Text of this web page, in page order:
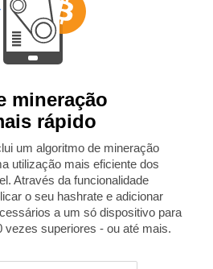
mineração
rápido
um algoritmo de mineração
utilização mais eficiente dos
Através da funcionalidade
o seu hashrate e adicionar
a um só dispositivo para
vezes superiores - ou até mais.